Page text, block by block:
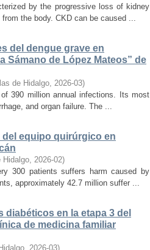
by the progressive loss of kidney
the body. CKD can be caused ...
del dengue grave en
Sámano de López Mateos” de
de Hidalgo, 2026-03)
390 million annual infections. Its most
and organ failure. The ...
del equipo quirúrgico en
Hidalgo, 2026-02)
300 patients suffers harm caused by
approximately 42.7 million suffer ...
en la etapa 3 del
de medicina familiar
2026-03)